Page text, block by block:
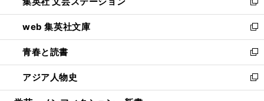
ィ
ン
ド
ウ
で
開
く
い
ウ
ィ
ン
ド
ウ
で
開
新
し
い
ウ
ィ
ン
ド
ウ
web 集英社文庫
新
し
い
ウ
ィ
ン
青春と読書
新
し
い
ウ
アジア人物史
新
し